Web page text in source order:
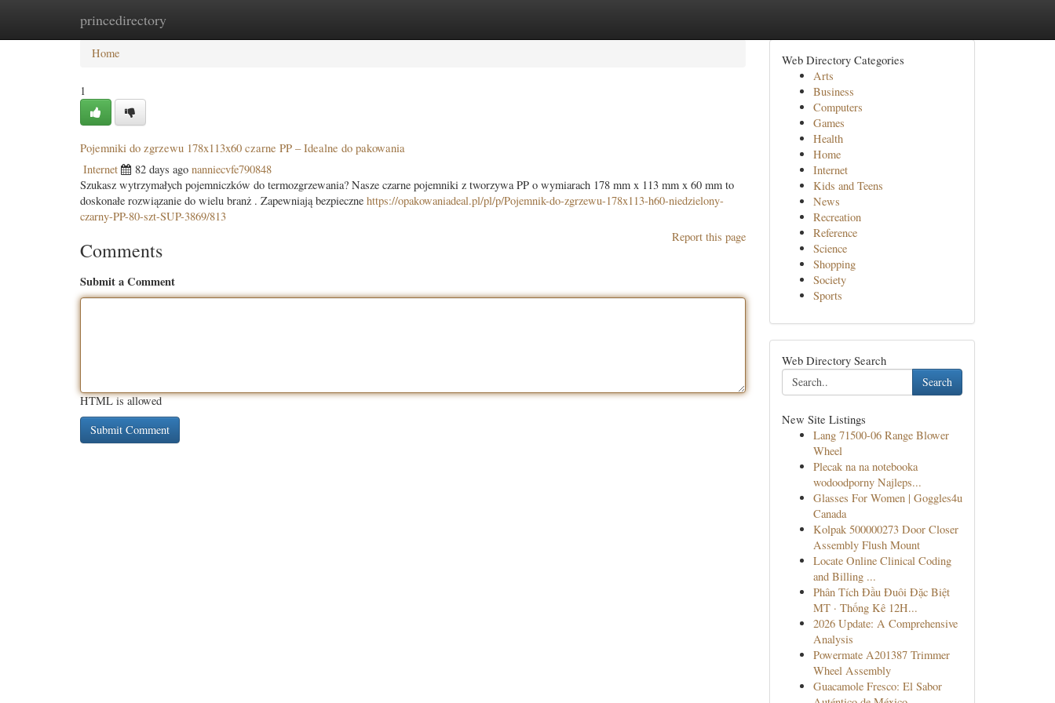
princedirectory
Home New Site Listings
Home
1
Pojemniki do zgrzewu 178x113x60 czarne PP – Idealne do pakowania
Internet 82 days ago nanniecvfe790848
Szukasz wytrzymałych pojemniczków do termozgrzewania? Nasze czarne pojemniki z tworzywa PP o wymiarach 178 mm x 113 mm x 60 mm to
doskonałe rozwiązanie do wielu branż . Zapewniają bezpieczne https://opakowaniadeal.pl/pl/p/Pojemnik-do-zgrzewu-178x113-h60-niedzielony-
czarny-PP-80-szt-SUP-3869/813
Report this page
Comments
Submit a Comment
HTML is allowed
Web Directory Categories
Arts
Business
Computers
Games
Health
Home
Internet
Kids and Teens
News
Recreation
Reference
Science
Shopping
Society
Sports
Web Directory Search
Search
New Site Listings
Lang 71500-06 Range Blower
Wheel
Plecak na na notebooka
wodoodporny Najleps...
Glasses For Women | Goggles4u
Canada
Kolpak 500000273 Door Closer
Assembly Flush Mount
Locate Online Clinical Coding
and Billing ...
Phân Tích Đầu Đuôi Đặc Biệt
MT · Thống Kê 12H...
2026 Update: A Comprehensive
Analysis
Powermate A201387 Trimmer
Wheel Assembly
Guacamole Fresco: El Sabor